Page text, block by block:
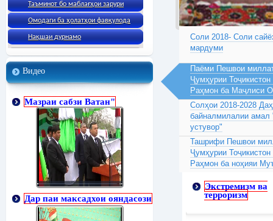
Таъминот бо маблағҳои зарури
Омодаги ба ҳолатҳои фавқулода
Нақшаи дурнамо
Видео
Мазраи сабзи Ватан"
Дар паи максадхои ояндасози
Соли 2018- Соли
мардуми
Паёми Пешвои
Ҷумҳурии
Раҳмон ба Маҷлиси
Солҳои 2018-2028
байналмилалии
устувор"
Ташрифи Пешвои
Ҷумҳурии
Раҳмон ба ноҳияи
Экстремизм ва
терроризм